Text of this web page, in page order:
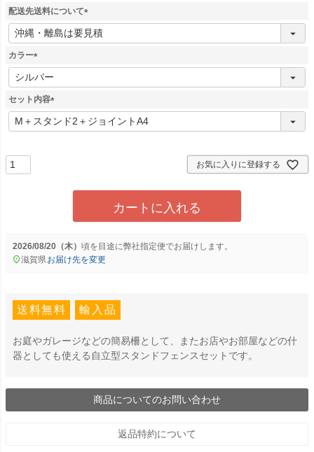
配送先送料について
(
必
カラー
(
必
須
セット内容
(
必
お気に入りに登録する
カートに入れる
2026/08/20（木） に弊社指定便でお届けします。
滋賀県お届け先を変更
送料無料 輸入品
お庭やガレージなどの簡易柵として、またお店やお部屋などの什
器としても使える自立型スタンドフェンスセットです。
商品についてのお問い合わせ
返品特約について